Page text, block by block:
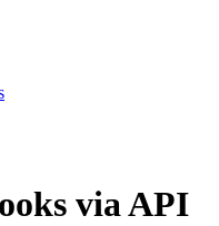
via API